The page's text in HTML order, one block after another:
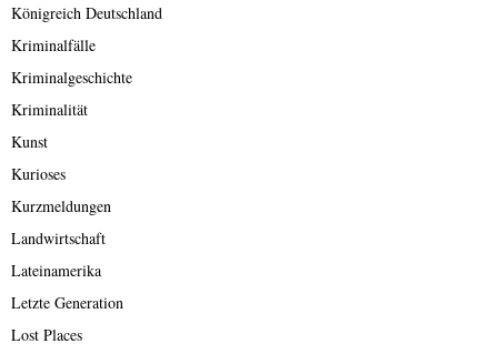
Königreich Deutschland
Kriminalfälle
Kriminalgeschichte
Kriminalität
Kunst
Kurioses
Kurzmeldungen
Landwirtschaft
Lateinamerika
Letzte Generation
Lost Places